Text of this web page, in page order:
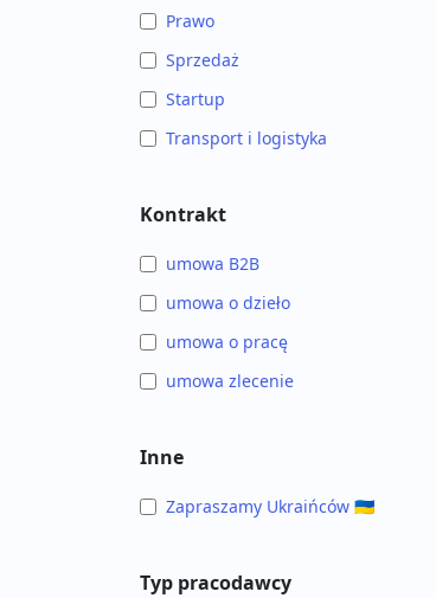
Prawo
Sprzedaż
Startup
Transport i logistyka
Kontrakt
umowa B2B
umowa o dzieło
umowa o pracę
umowa zlecenie
Inne
Zapraszamy Ukraińców 🇺🇦
Typ pracodawcy